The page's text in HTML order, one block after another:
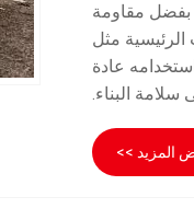
بفضل مقاومة
الرئيسية مثل
عادة
البناء.
المزيد >>